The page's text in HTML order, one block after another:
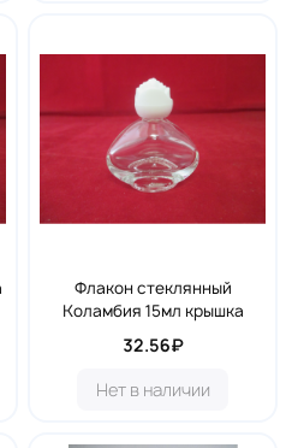
Флакон стеклянный
Коламбия 15мл крышка
32.56₽
Нет в наличии